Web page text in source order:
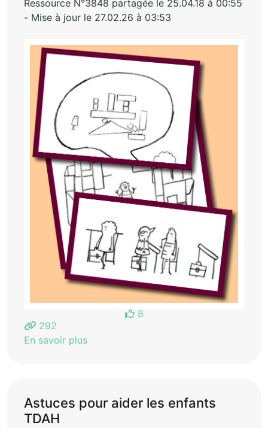
Ressource N°3848 partagée le 25.04.18 à 00:55
- Mise à jour le 27.02.26 à 03:53
8
292
En savoir plus
Astuces pour aider les enfants
TDAH